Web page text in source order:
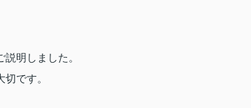
明しました。
です。